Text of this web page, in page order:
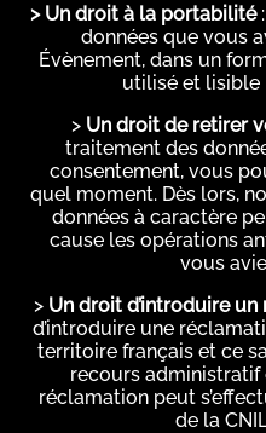
> Un droit à la portabilité:
données que vous
Évènement, dans un
utilisé et lisible
> Un droit de retirer
traitement des
consentement, vous
quel moment. Dès lors,
données à caractère
cause les opérations
vous
> Un droit d’introduire un
d’introduire une
territoire français et ce
recours
réclamation peut
de la